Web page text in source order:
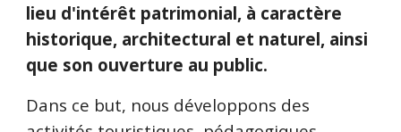
lieu d'intérêt patrimonial, à caractère
historique, architectural et naturel, ainsi
que son ouverture au public.
Dans ce but, nous développons des